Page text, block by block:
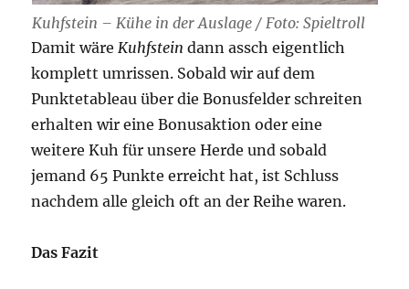
Kuhfstein – Kühe in der Auslage / Foto: Spieltroll
Damit wäreKuhfstein dann assch eigentlich
komplett umrissen. Sobald wir auf dem
Punktetableau über die Bonusfelder schreiten
erhalten wir eine Bonusaktion oder eine
weitere Kuh für unsere Herde und sobald
jemand 65 Punkte erreicht hat, ist Schluss
nachdem alle gleich oft an der Reihe waren.
Das Fazit